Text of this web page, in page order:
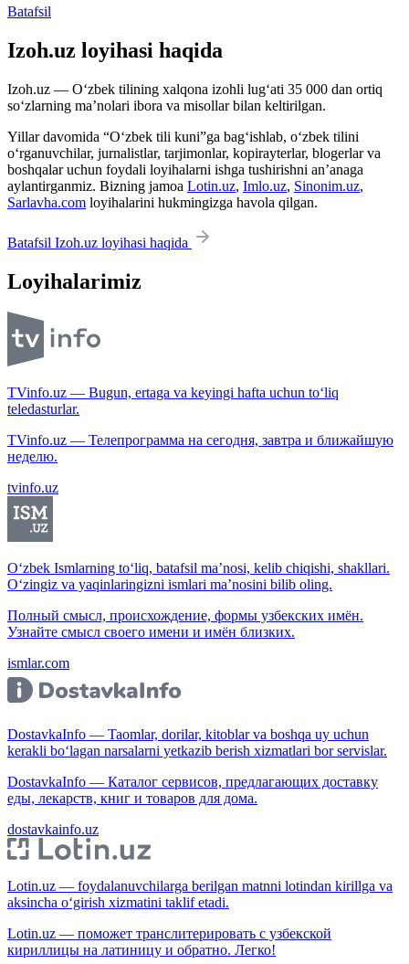
Batafsil
Izoh.uz loyihasi haqida
Izoh.uz — O‘zbek tilining xalqona izohli lug‘ati 35 000 dan ortiq
so‘zlarning ma’nolari ibora va misollar bilan keltirilgan.
Yillar davomida “O‘zbek tili kuni”ga bag‘ishlab, o‘zbek tilini
o‘rganuvchilar, jurnalistlar, tarjimonlar, kopirayterlar, blogerlar va
boshqalar uchun foydali loyihalarni ishga tushirishni an’anaga
aylantirganmiz. Bizning jamoa Lotin.uz, Imlo.uz, Sinonim.uz,
Sarlavha.com loyihalarini hukmingizga havola qilgan.
Batafsil Izoh.uz loyihasi haqida
Loyihalarimiz
TVinfo.uz — Bugun, ertaga va keyingi hafta uchun to‘liq
teledasturlar.
TVinfo.uz — Телепрограмма на сегодня, завтра и ближайшую
неделю.
tvinfo.uz
O‘zbek Ismlarning to‘liq, batafsil ma’nosi, kelib chiqishi, shakllari.
O‘zingiz va yaqinlaringizni ismlari ma’nosini bilib oling.
Полный смысл, происхождение, формы узбекских имён.
Узнайте смысл своего имени и имён близких.
ismlar.com
DostavkaInfo — Taomlar, dorilar, kitoblar va boshqa uy uchun
kerakli bo‘lagan narsalarni yetkazib berish xizmatlari bor servislar.
DostavkaInfo — Каталог сервисов, предлагающих доставку
еды, лекарств, книг и товаров для дома.
dostavkainfo.uz
Lotin.uz — foydalanuvchilarga berilgan matnni lotindan kirillga va
aksincha o‘girish xizmatini taklif etadi.
Lotin.uz — поможет транслитерировать с узбекской
кириллицы на латиницу и обратно. Легко!